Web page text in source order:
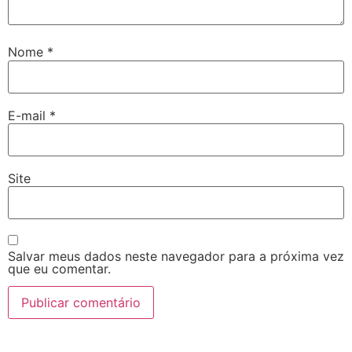
Nome *
E-mail *
Site
Salvar meus dados neste navegador para a próxima vez
que eu comentar.